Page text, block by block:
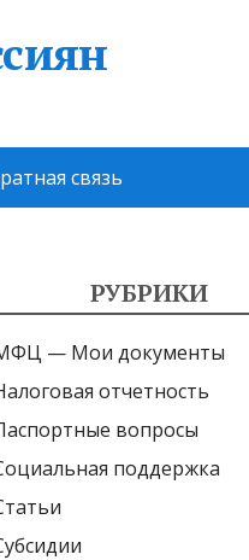
связь
РУБРИКИ
— Мои документы
отчетность
вопросы
поддержка